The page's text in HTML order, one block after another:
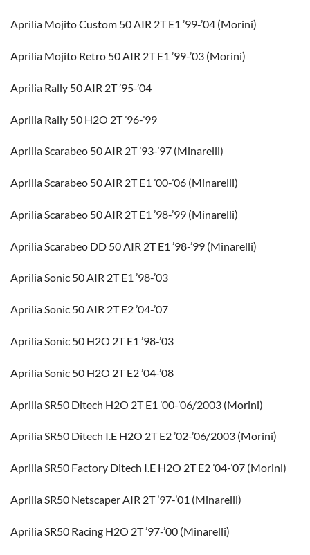
Aprilia Mojito Custom 50 AIR 2T E1 ’99-’04 (Morini)
Aprilia Mojito Retro 50 AIR 2T E1 ’99-’03 (Morini)
Aprilia Rally 50 AIR 2T ’95-’04
Aprilia Rally 50 H2O 2T ’96-’99
Aprilia Scarabeo 50 AIR 2T ’93-’97 (Minarelli)
Aprilia Scarabeo 50 AIR 2T E1 ’00-’06 (Minarelli)
Aprilia Scarabeo 50 AIR 2T E1 ’98-’99 (Minarelli)
Aprilia Scarabeo DD 50 AIR 2T E1 ’98-’99 (Minarelli)
Aprilia Sonic 50 AIR 2T E1 ’98-’03
Aprilia Sonic 50 AIR 2T E2 ’04-’07
Aprilia Sonic 50 H2O 2T E1 ’98-’03
Aprilia Sonic 50 H2O 2T E2 ’04-’08
Aprilia SR50 Ditech H2O 2T E1 ’00-’06/2003 (Morini)
Aprilia SR50 Ditech I.E H2O 2T E2 ’02-’06/2003 (Morini)
Aprilia SR50 Factory Ditech I.E H2O 2T E2 ’04-’07 (Morini)
Aprilia SR50 Netscaper AIR 2T ’97-’01 (Minarelli)
Aprilia SR50 Racing H2O 2T ’97-’00 (Minarelli)